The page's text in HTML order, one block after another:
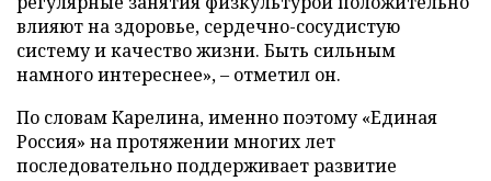
влияют на здоровье, сердечно-сосудистую
систему и качество жизни. Быть сильным
намного интереснее», – отметил он.
По словам Карелина, именно поэтому «Единая
Россия» на протяжении многих лет
последовательно поддерживает развитие